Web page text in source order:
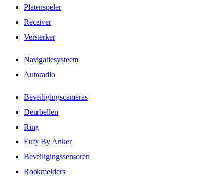
Platenspeler
Receiver
Versterker
Navigatiesysteem
Autoradio
Beveiligingscameras
Deurbellen
Ring
Eufy By Anker
Beveiligingssensoren
Rookmelders